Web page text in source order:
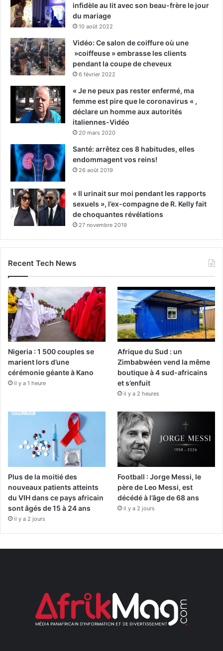
infidèle au lit avec son beau-frère le jour
du mariage
10 août 2022
Vidéo: Ce salon de coiffure où une
»coiffeuse » embrasse les clients
pendant la coupe de cheveux
6 février 2022
« Je ne peux pas rester enfermé, ma
femme est pire que le coronavirus « ,
déclare un homme aux autorités
italiennes-Vidéo
20 mars 2020
Santé: arrêtez ces 8 habitudes, elles
endommagent vos reins!
26 août 2019
« Il urinait sur moi pendant les rapports
sexuels », l’ex-compagne de R. Kelly fait
de choquantes révélations
27 novembre 2019
Recent Tech News
Nigeria : 1 500 couples se
marient lors d’une
cérémonie géante à Kano
il y a 1 heure
Afrique du Sud : un
Zimbabwéen vend la même
boutique à 4 sud-africains
et s’enfuit
il y a 2 heures
Plus de la moitié des
nouveaux patients atteints
du VIH dans ce pays africain
sont âgés de 15 à 24 ans
il y a 2 jours
Football : Jorge Messi, le
père de Leo Messi, est
décédé à l’âge de 68 ans
il y a 2 jours